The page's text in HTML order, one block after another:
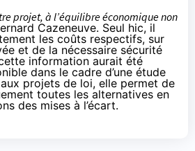
projet, à l’équilibre économique non
Cazeneuve. Seul hic, il
les coûts respectifs, sur
et de la nécessaire sécurité
information aurait été
dans le cadre d’une étude
projets de loi, elle permet de
toutes les alternatives en
des mises à l’écart.